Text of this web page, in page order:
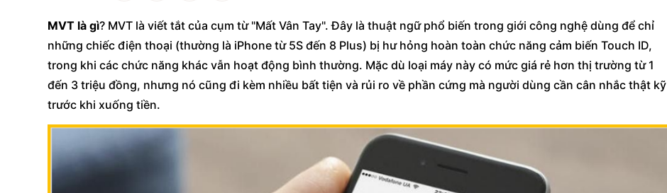
MVT là gì? MVT là viết tắt của cụm từ "Mất Vân Tay". Đây là thuật ngữ phổ biến trong giới công nghệ dùng để chỉ
những chiếc điện thoại (thường là iPhone từ 5S đến 8 Plus) bị hư hỏng hoàn toàn chức năng cảm biến Touch ID,
trong khi các chức năng khác vẫn hoạt động bình thường. Mặc dù loại máy này có mức giá rẻ hơn thị trường từ 1
đến 3 triệu đồng, nhưng nó cũng đi kèm nhiều bất tiện và rủi ro về phần cứng mà người dùng cần cân nhắc thật kỹ
trước khi xuống tiền.